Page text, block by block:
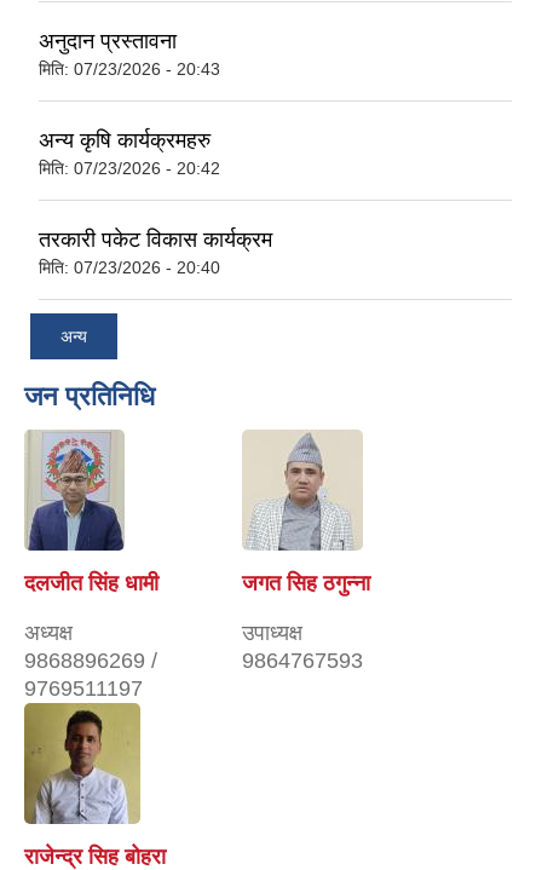
अनुदान प्रस्तावना
मिति: 07/23/2026 - 20:43
अन्य कृषि कार्यक्रमहरु
मिति: 07/23/2026 - 20:42
तरकारी पकेट विकास कार्यक्रम
मिति: 07/23/2026 - 20:40
अन्य
जन प्रतिनिधि
दलजीत सिंह धामी
अध्यक्ष
9868896269 /
9769511197
जगत सिह ठगुन्ना
उपाध्यक्ष
9864767593
राजेन्द्र सिह बोहरा